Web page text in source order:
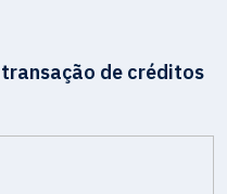
de créditos